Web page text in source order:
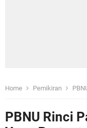
Home Pemikiran PBNU
PBNU Rinci